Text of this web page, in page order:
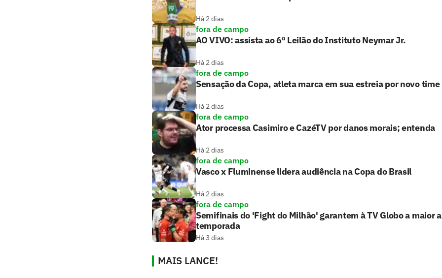
Há 2 dias
fora de campo
AO VIVO: assista ao 6º Leilão do Instituto Neymar Jr.
Há 2 dias
fora de campo
Sensação da Copa, atleta marca em sua estreia por novo time
Há 2 dias
fora de campo
Ator processa Casimiro e CazéTV por danos morais; entenda
Há 2 dias
fora de campo
Vasco x Fluminense lidera audiência na Copa do Brasil
Há 2 dias
fora de campo
Semifinais do 'Fight do Milhão' garantem à TV Globo a maior
temporada
Há 3 dias
MAIS LANCE!